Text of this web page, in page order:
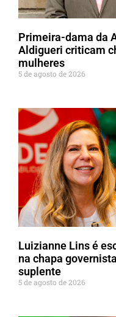
Primeira-dama da
Aldigueri criticam
mulheres
5 de agosto de 2026
Luizianne Lins é
na chapa
suplente
5 de agosto de 2026